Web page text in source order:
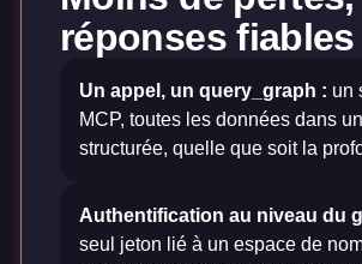
réponses fiables
Un appel, un query_graph : un
MCP, toutes les données dans
structurée, quelle que soit la
Authentification au niveau du
seul jeton lié à un espace de